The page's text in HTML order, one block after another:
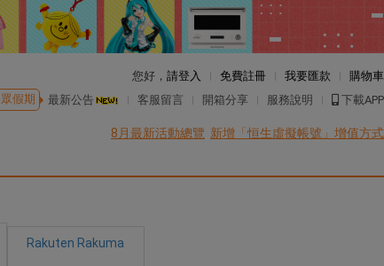
您好， 請登入 免費註冊 我要匯款
購物車
假期 最新公告 客服留言 開箱分享 服務說明 下載APP
8月最新活動總覽 新增「恒生虛擬帳號」增值方式
Rakuten Rakuma